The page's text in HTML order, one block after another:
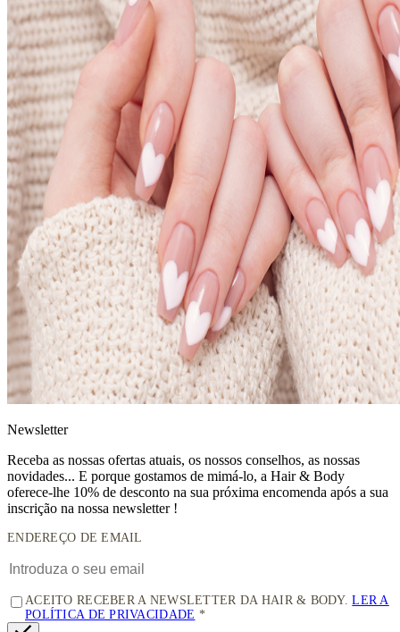
Newsletter
Receba as nossas ofertas atuais, os nossos conselhos, as nossas
novidades... E porque gostamos de mimá-lo, a Hair & Body
oferece-lhe 10% de desconto na sua próxima encomenda após a sua
inscrição na nossa newsletter !
ENDEREÇO DE EMAIL
ACEITO RECEBER A NEWSLETTER DA HAIR & BODY.LER A
POLÍTICA DE PRIVACIDADE